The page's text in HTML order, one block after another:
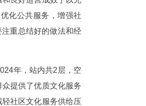
化公共服务，增强社
重总结好的做法和经
年，站内共2层，空
提供了优质文化服务
社区文化服务供给压